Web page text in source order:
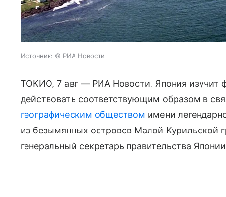
Источник: © РИА Новости
ТОКИО, 7 авг — РИА Новости. Япония изучит
действовать соответствующим образом в
географическим обществом имени
из безымянных островов Малой Курильской
генеральный секретарь правительства